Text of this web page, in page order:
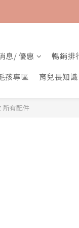
息/ 優惠
暢銷排
孩專區 育兒長知識
所有配件